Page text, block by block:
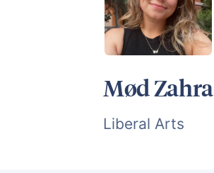
Kundeudtalelser
Undervisere
Mød Zahra
Liberal Arts